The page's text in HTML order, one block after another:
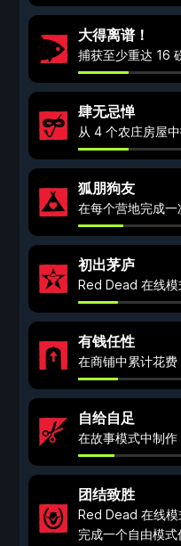
大得离谱！
捕获至少重达 16
肆无忌惮
从 4 个农庄房屋中
狐朋狗友
在每个营地完成一
初出茅庐
Red Dead 在线模
有钱任性
在商铺中累计花费
自给自足
在故事模式中制作
团结致胜
Red Dead 在线模
完成一个自由模式